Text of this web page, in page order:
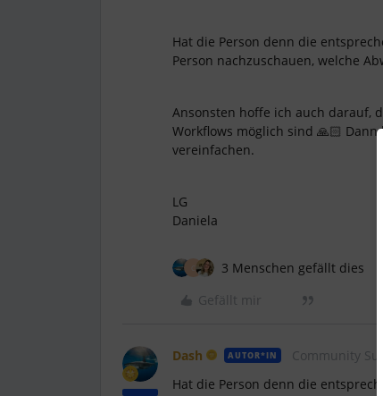
Hat die Person denn die
Person nachzuschauen, welche
Ansonsten hoffe ich auch darauf,
Workflows möglich sind 🙏🏻
vereinfachen.
LG
Daniela
3 Menschen gefällt dies
Gefällt mir
Dash AUTOR*IN Community
Hat die Person denn die